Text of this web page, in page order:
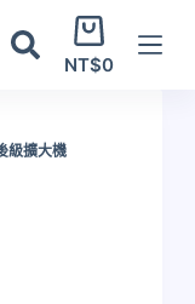
購
物
NT$0
級擴大機